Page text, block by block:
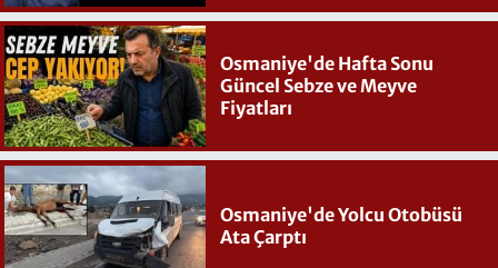
Osmaniye'de Hafta Sonu
Güncel Sebze ve Meyve
Fiyatları
Osmaniye'de Yolcu Otobüsü
Ata Çarptı